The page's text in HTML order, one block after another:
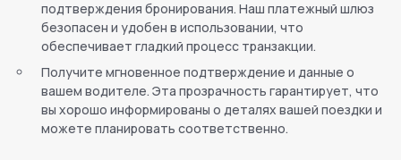
подтверждения бронирования. Наш платежный шлюз
безопасен и удобен в использовании, что
обеспечивает гладкий процесс транзакции.
Получите мгновенное подтверждение и данные о
вашем водителе. Эта прозрачность гарантирует, что
вы хорошо информированы о деталях вашей поездки и
можете планировать соответственно.